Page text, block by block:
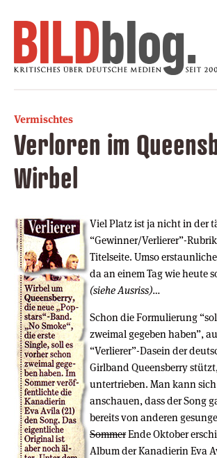
Vermischtes
Verloren im
Wirbel
Viel Platz ist ja nicht in der
“Gewinner/Verlierer”-
Titelseite. Umso
da an einem Tag wie heute
(siehe Ausriss)…
Schon die Formulierung
zweimal gegeben haben”,
“Verlierer”-Dasein der
Girlband Queensberry
untertrieben. Man kann
anschauen, dass der Song
bereits von anderen
SommerEnde Oktober
Album der Kanadierin Eva